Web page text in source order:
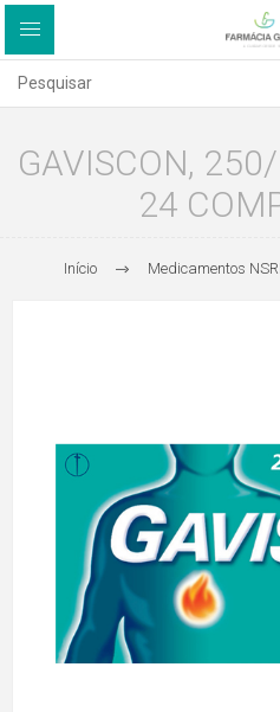
GAVISCON,
24
Início Medicamentos